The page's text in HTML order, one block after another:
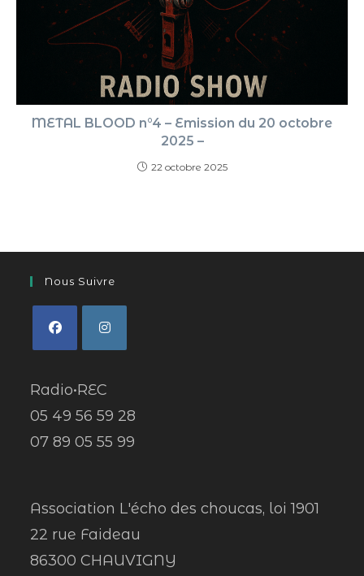
METAL BLOOD n°4 – Emission du 20 octobre
2025 –
22 octobre 2025
Nous Suivre
Radio•REC
05 49 56 59 28
07 89 05 55 99
Association L'écho des choucas, loi 1901
22 rue Faideau
86300 CHAUVIGNY